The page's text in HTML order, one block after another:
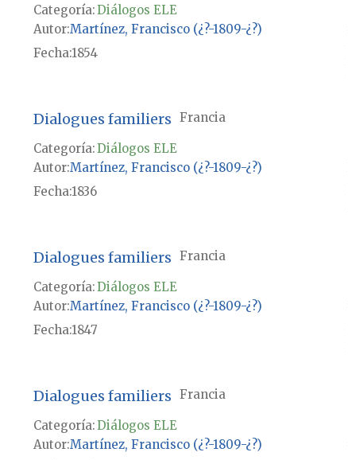
Categoría:Diálogos ELE
Autor Martínez, Francisco (¿?-1809-¿?)
Fecha1854
Dialogues familiers Francia
Categoría:Diálogos ELE
Autor Martínez, Francisco (¿?-1809-¿?)
Fecha1836
Dialogues familiers Francia
Categoría:Diálogos ELE
Autor Martínez, Francisco (¿?-1809-¿?)
Fecha1847
Dialogues familiers Francia
Categoría:Diálogos ELE
Autor Martínez, Francisco (¿?-1809-¿?)